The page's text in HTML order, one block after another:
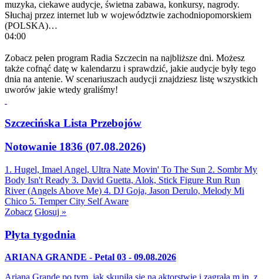
muzyka, ciekawe audycje, świetna zabawa, konkursy, nagrody.
Słuchaj przez internet lub w województwie zachodniopomorskiem
(POLSKA)…
04:00
Zobacz pełen program Radia Szczecin na najbliższe dni. Możesz
także cofnąć datę w kalendarzu i sprawdzić, jakie audycje były tego
dnia na antenie. W scenariuszach audycji znajdziesz listę wszystkich
uworów jakie wtedy graliśmy!
Szczecińska Lista Przebojów
Notowanie 1836 (07.08.2026)
1. Hugel, Imael Angel, Ultra Nate Movin' To The Sun 2. Sombr My
Body Isn't Ready 3. David Guetta, Alok, Stick Figure Run Run
River (Angels Above Me) 4. DJ Goja, Jason Derulo, Melody Mi
Chico 5. Temper City Self Aware
Zobacz Głosuj »
Płyta tygodnia
ARIANA GRANDE - Petal 03 - 09.08.2026